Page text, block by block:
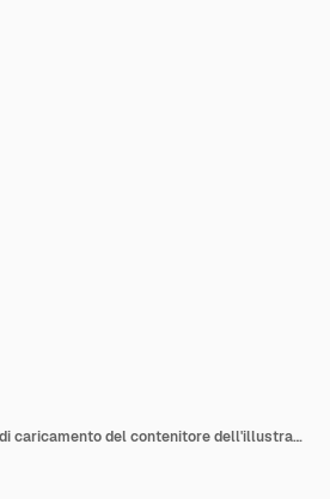
Contenitore piatto di caricamento del contenitore dell'illustrazione sopra il camion